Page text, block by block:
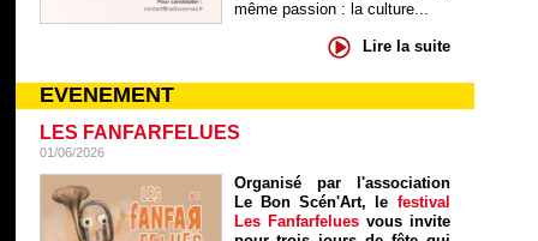
même passion : la culture...
Lire la suite
EVENEMENT
LES FANFARFELUES
01/06/2026
Organisé par l'association
Le Bon Scén'Art, le festival
Les Fanfarfelues vous invite